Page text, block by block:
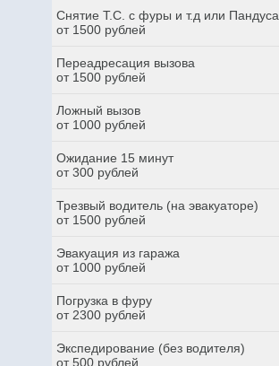
Снятие Т.С. с фуры и т.д или Пандуса
от 1500 рублей
Переадресация вызова
от 1500 рублей
Ложный вызов
от 1000 рублей
Ожидание 15 минут
от 300 рублей
Трезвый водитель (на эвакуаторе)
от 1500 рублей
Эвакуация из гаража
от 1000 рублей
Погрузка в фуру
от 2300 рублей
Экспедирование (без водителя)
от 500 рублей